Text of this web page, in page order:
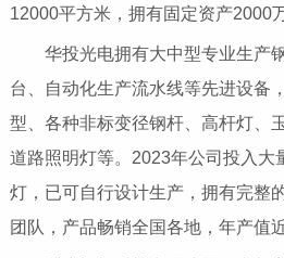
12000平方米，拥有固定资产2000
华投光电拥有大中型专业生产
台、自动化生产流水线等先进设备
型、各种非标变径钢杆、高杆灯、
道路照明灯等。2023年公司投入大
灯，已可自行设计生产，拥有完整
团队，产品畅销全国各地，年产值